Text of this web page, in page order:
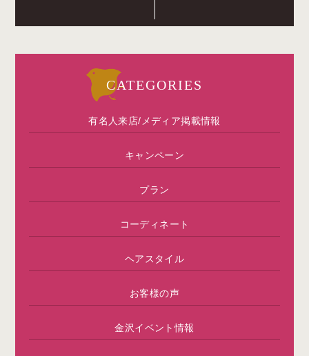
CATEGORIES
有名人来店/メディア掲載情報
キャンペーン
プラン
コーディネート
ヘアスタイル
お客様の声
金沢イベント情報